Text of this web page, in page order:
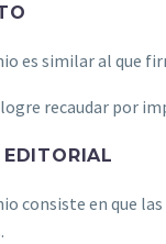
es similar al que
logre recaudar por
consiste en que